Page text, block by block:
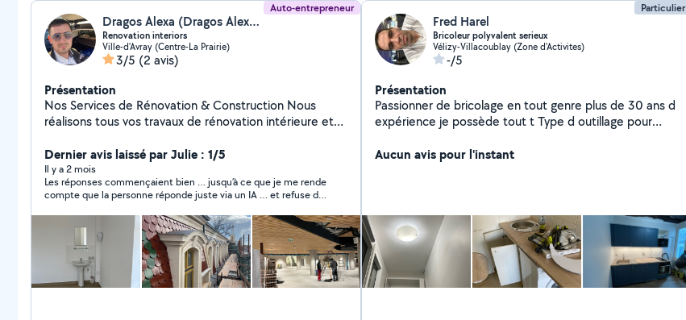
Auto-entrepreneur
Dragos Alexa (Dragos Alexandru)
Renovation interiors
Ville-d'Avray (Centre-La Prairie)
3/5 (2 avis)
Présentation
Nos Services de Rénovation & Construction Nous
réalisons tous vos travaux de rénovation intérieure et
Intérieur * Pose de placo (cloisons, faux plafonds,
isolation) * Peinture intérieure et décoration * Pose de
carrelage et faïence * Parquet flottant et stratifié *
Rénovation complète de salle de bain * Montage et
pose de cuisine * Enduit, ponçage et finitions *
Électricité et petits travaux de plomberie *
Aménagement intérieur sur mesure Extérieur * Peinture
extérieure * Terrasse et aménagement extérieur *
Façade et rénovation extérieure * Petite maçonnerie *
Dernier avis laissé par Julie : 1/5
Il y a 2 mois
Les réponses commençaient bien … jusqu’à ce que je me rende
compte que la personne réponde juste via un IA … et refuse de
partir du moment où j’ai demandé son numéro -> plus aucune
réponse ! Arnaque en perspective ..
Particulier
Fred Harel
Bricoleur polyvalent serieux
Vélizy-Villacoublay (Zone d'Activites)
-/5
Présentation
Passionner de bricolage en tout genre plus de 30 ans d
expérience je possède tout t Type d outillage pour
Aucun avis pour l'instant